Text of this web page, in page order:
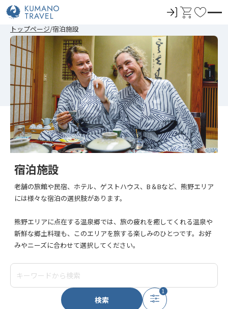
ロ
イ
ン
カ
ト
お
に
入
り
トップページ 宿泊施設
宿泊施設
老舗の旅館や民宿、ホテル、ゲストハウス、B＆Bなど、熊野エリア
には様々な宿泊の選択肢があります。
熊野エリアに点在する温泉郷では、旅の疲れを癒してくれる温泉や
新鮮な郷土料理も、このエリアを旅する楽しみのひとつです。お好
みやニーズに合わせて選択してください。
検索
1